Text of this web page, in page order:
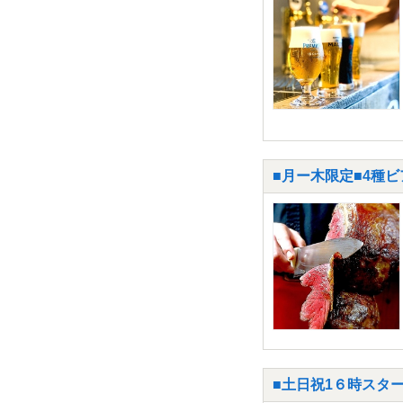
■月ー木限定■4種
■土日祝1６時スタ